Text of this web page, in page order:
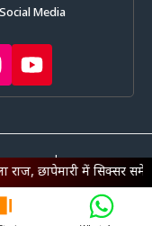
समेत हथियार बरामद |
Media
reserved